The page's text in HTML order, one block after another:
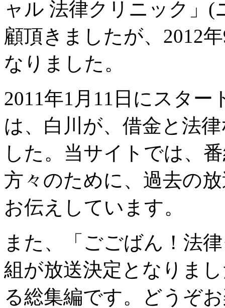
ャル 法律クリニック」
顧頂きましたが、2012
なりました。
2011年1月11日にスタ
は、白川が、借金と法
した。当サイトでは、
方々のために、過去の
お伝えしています。
また、「ごごばん！法
組が放送決定となりま
る総集編です。どうぞ